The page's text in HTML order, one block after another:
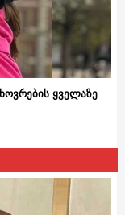
ყველაზე